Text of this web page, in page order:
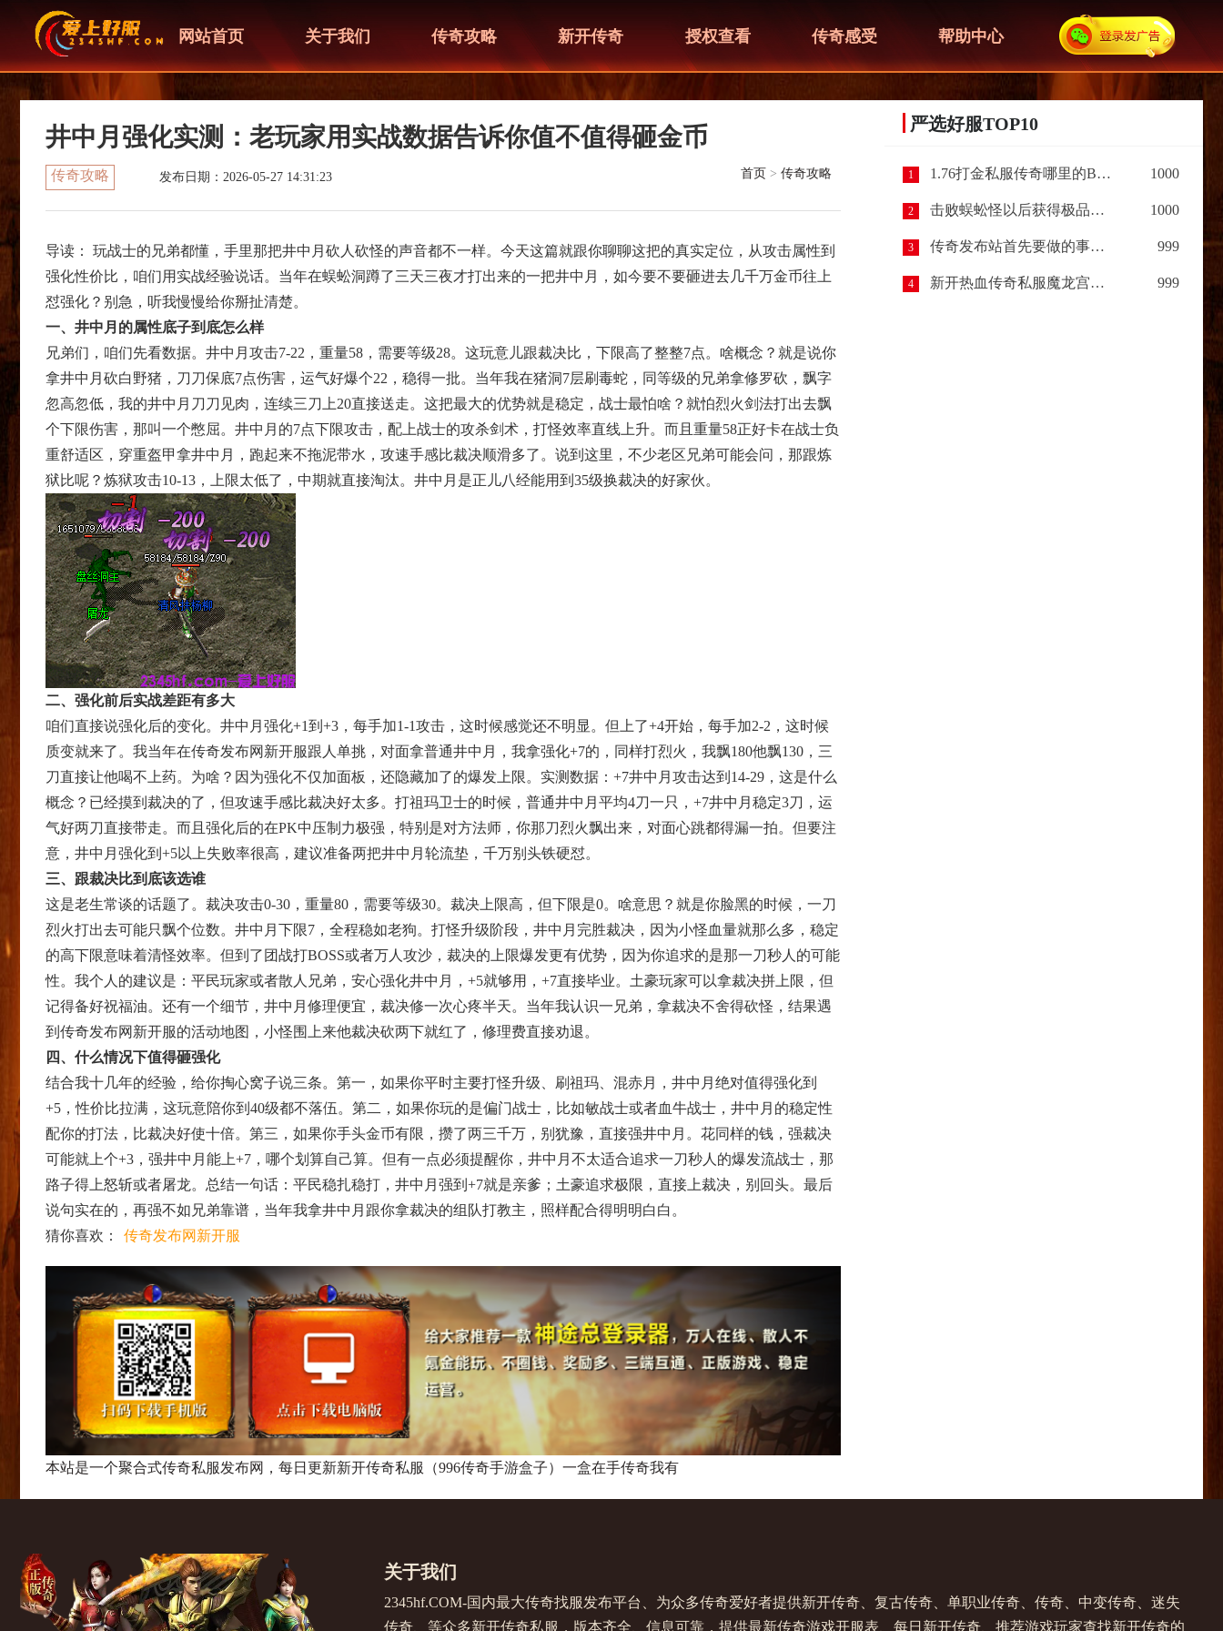
网站首页 关于我们 传奇攻略 新开传奇 授权查看 传奇感受 帮助中心
井中月强化实测：老玩家用实战数据告诉你值不值得砸金币
传奇攻略 发布日期：2026-05-27 14:31:23 首页 >传奇攻略
导读： 玩战士的兄弟都懂，手里那把井中月砍人砍怪的声音都不一样。今天这篇就跟你聊聊这把的真实定位，从攻击属性到
强化性价比，咱们用实战经验说话。当年在蜈蚣洞蹲了三天三夜才打出来的一把井中月，如今要不要砸进去几千万金币往上
怼强化？别急，听我慢慢给你掰扯清楚。
一、井中月的属性底子到底怎么样
兄弟们，咱们先看数据。井中月攻击7-22，重量58，需要等级28。这玩意儿跟裁决比，下限高了整整7点。啥概念？就是说你
拿井中月砍白野猪，刀刀保底7点伤害，运气好爆个22，稳得一批。当年我在猪洞7层刷毒蛇，同等级的兄弟拿修罗砍，飘字
忽高忽低，我的井中月刀刀见肉，连续三刀上20直接送走。这把最大的优势就是稳定，战士最怕啥？就怕烈火剑法打出去飘
个下限伤害，那叫一个憋屈。井中月的7点下限攻击，配上战士的攻杀剑术，打怪效率直线上升。而且重量58正好卡在战士负
重舒适区，穿重盔甲拿井中月，跑起来不拖泥带水，攻速手感比裁决顺滑多了。说到这里，不少老区兄弟可能会问，那跟炼
狱比呢？炼狱攻击10-13，上限太低了，中期就直接淘汰。井中月是正儿八经能用到35级换裁决的好家伙。
二、强化前后实战差距有多大
咱们直接说强化后的变化。井中月强化+1到+3，每手加1-1攻击，这时候感觉还不明显。但上了+4开始，每手加2-2，这时候
质变就来了。我当年在传奇发布网新开服跟人单挑，对面拿普通井中月，我拿强化+7的，同样打烈火，我飘180他飘130，三
刀直接让他喝不上药。为啥？因为强化不仅加面板，还隐藏加了的爆发上限。实测数据：+7井中月攻击达到14-29，这是什么
概念？已经摸到裁决的了，但攻速手感比裁决好太多。打祖玛卫士的时候，普通井中月平均4刀一只，+7井中月稳定3刀，运
气好两刀直接带走。而且强化后的在PK中压制力极强，特别是对方法师，你那刀烈火飘出来，对面心跳都得漏一拍。但要注
意，井中月强化到+5以上失败率很高，建议准备两把井中月轮流垫，千万别头铁硬怼。
三、跟裁决比到底该选谁
这是老生常谈的话题了。裁决攻击0-30，重量80，需要等级30。裁决上限高，但下限是0。啥意思？就是你脸黑的时候，一刀
烈火打出去可能只飘个位数。井中月下限7，全程稳如老狗。打怪升级阶段，井中月完胜裁决，因为小怪血量就那么多，稳定
的高下限意味着清怪效率。但到了团战打BOSS或者万人攻沙，裁决的上限爆发更有优势，因为你追求的是那一刀秒人的可能
性。我个人的建议是：平民玩家或者散人兄弟，安心强化井中月，+5就够用，+7直接毕业。土豪玩家可以拿裁决拼上限，但
记得备好祝福油。还有一个细节，井中月修理便宜，裁决修一次心疼半天。当年我认识一兄弟，拿裁决不舍得砍怪，结果遇
到传奇发布网新开服的活动地图，小怪围上来他裁决砍两下就红了，修理费直接劝退。
四、什么情况下值得砸强化
结合我十几年的经验，给你掏心窝子说三条。第一，如果你平时主要打怪升级、刷祖玛、混赤月，井中月绝对值得强化到
+5，性价比拉满，这玩意陪你到40级都不落伍。第二，如果你玩的是偏门战士，比如敏战士或者血牛战士，井中月的稳定性
配你的打法，比裁决好使十倍。第三，如果你手头金币有限，攒了两三千万，别犹豫，直接强井中月。花同样的钱，强裁决
可能就上个+3，强井中月能上+7，哪个划算自己算。但有一点必须提醒你，井中月不太适合追求一刀秒人的爆发流战士，那
路子得上怒斩或者屠龙。总结一句话：平民稳扎稳打，井中月强到+7就是亲爹；土豪追求极限，直接上裁决，别回头。最后
说句实在的，再强不如兄弟靠谱，当年我拿井中月跟你拿裁决的组队打教主，照样配合得明明白白。
猜你喜欢：
传奇发布网新开服
本站是一个聚合式传奇私服发布网，每日更新新开传奇私服（996传奇手游盒子）一盒在手传奇我有
严选好服TOP10
1 1.76打金私服传奇哪里的BOSS最容易爆出装备呢？ 1000
2 击败蜈蚣怪以后获得极品装备，让我惊喜（下篇） 1000
3 传奇发布站首先要做的事情？ 999
4 新开热血传奇私服魔龙宫殿开启规则以及进入条件 999
关于我们
2345hf.COM-国内最大传奇找服发布平台、为众多传奇爱好者提供新开传奇、复古传奇、单职业传奇、传奇、中变传奇、迷失
传奇、等众多新开传奇私服，版本齐全、信息可靠，提供最新传奇游戏开服表、每日新开传奇、推荐游戏玩家查找新开传奇的